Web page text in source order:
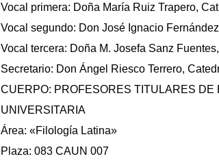
Vocal primera: Doña María Ruiz Trapero,
Vocal segundo: Don José Ignacio
Vocal tercera: Doña M. Josefa Sanz
Secretario: Don Ángel Riesco Terrero,
CUERPO: PROFESORES TITULARES DE
UNIVERSITARIA
Área: «Filología Latina»
Plaza: 083 CAUN 007